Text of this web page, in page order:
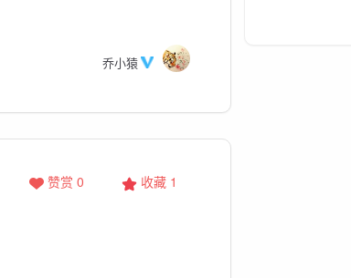
乔小猿
收藏 1
赞赏 0